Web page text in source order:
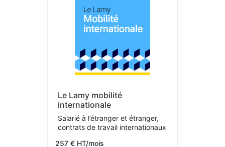
Le Lamy mobilité
internationale
Salarié à l’étranger et étranger,
contrats de travail internationaux
257 € HT/mois